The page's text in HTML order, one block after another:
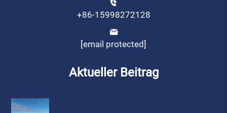
+86-15998272128
[email protected]
Aktueller Beitrag